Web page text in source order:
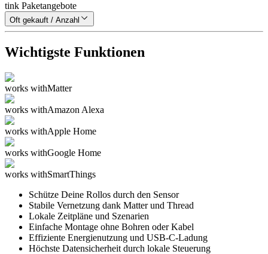
tink Paketangebote
Oft gekauft / Anzahl
Wichtigste Funktionen
works withMatter
works withAmazon Alexa
works withApple Home
works withGoogle Home
works withSmartThings
Schütze Deine Rollos durch den Sensor
Stabile Vernetzung dank Matter und Thread
Lokale Zeitpläne und Szenarien
Einfache Montage ohne Bohren oder Kabel
Effiziente Energienutzung und USB-C-Ladung
Höchste Datensicherheit durch lokale Steuerung